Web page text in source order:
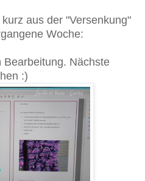
aus der "Versenkung"
Woche:
Bearbeitung. Nächste
:)